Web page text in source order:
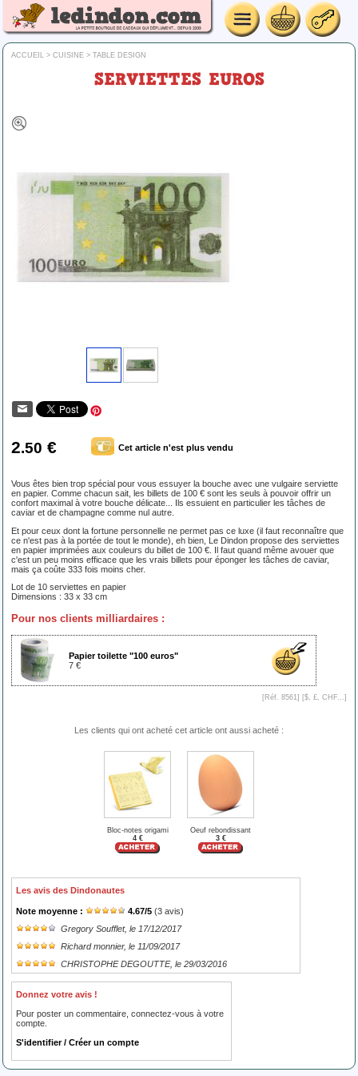
ACCUEIL > CUISINE > TABLE DESIGN
SERVIETTES EUROS
2.50 € Cet article n'est plus vendu
Vous êtes bien trop spécial pour vous essuyer la bouche avec une vulgaire serviette
en papier. Comme chacun sait, les billets de 100 € sont les seuls à pouvoir offrir un
confort maximal à votre bouche délicate... Ils essuient en particulier les tâches de
caviar et de champagne comme nul autre.
Et pour ceux dont la fortune personnelle ne permet pas ce luxe (il faut reconnaître que
ce n'est pas à la portée de tout le monde), eh bien, Le Dindon propose des serviettes
en papier imprimées aux couleurs du billet de 100 €. Il faut quand même avouer que
c'est un peu moins efficace que les vrais billets pour éponger les tâches de caviar,
mais ça coûte 333 fois moins cher.
Lot de 10 serviettes en papier
Dimensions : 33 x 33 cm
Pour nos clients milliardaires :
Papier toilette "100 euros"
7 €
[Réf. 8561] [$, £, CHF...]
Les clients qui ont acheté cet article ont aussi acheté :
Bloc-notes origami
4 €
Oeuf rebondissant
3 €
Les avis des Dindonautes
Note moyenne : 4.67/5 (3 avis)
Gregory Soufflet, le 17/12/2017
Richard monnier, le 11/09/2017
CHRISTOPHE DEGOUTTE, le 29/03/2016
Donnez votre avis !
Pour poster un commentaire, connectez-vous à votre
compte.
S'identifier / Créer un compte